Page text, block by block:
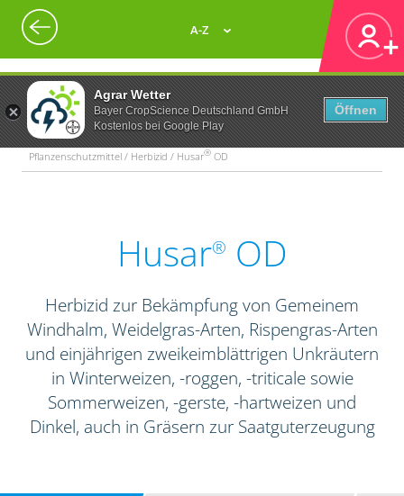
Agrar Wetter
Bayer CropScience Deutschland GmbH
Kostenlos bei Google Play
Öffnen
A-Z
Pflanzenschutzmittel / Herbizid / Husar® OD
Husar® OD
Herbizid zur Bekämpfung von Gemeinem
Windhalm, Weidelgras-Arten, Rispengras-Arten
und einjährigen zweikeimblättrigen Unkräutern
in Winterweizen, -roggen, -triticale sowie
Sommerweizen, -gerste, -hartweizen und
Dinkel, auch in Gräsern zur Saatguterzeugung